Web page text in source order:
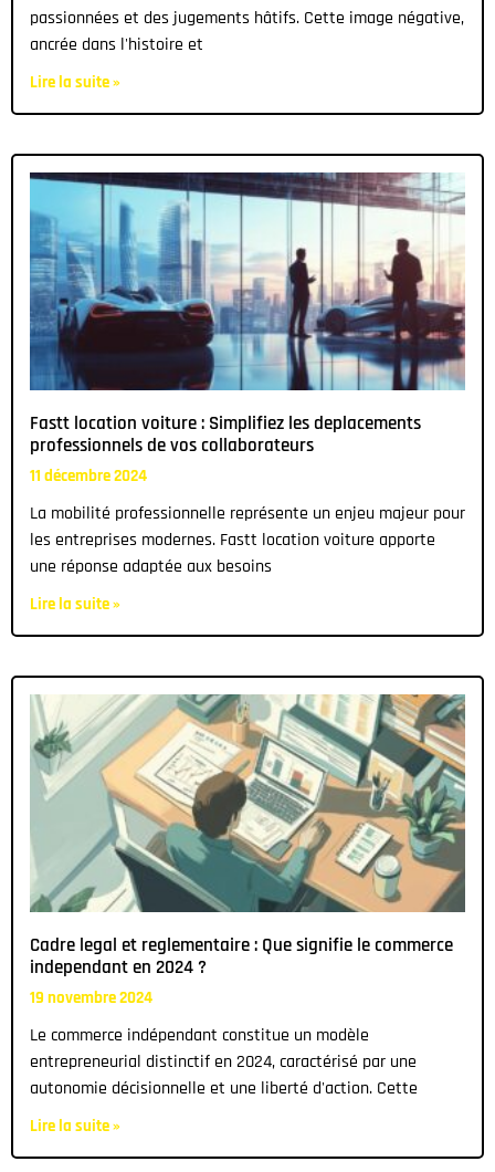
passionnées et des jugements hâtifs. Cette image négative,
ancrée dans l'histoire et
Lire la suite »
Fastt location voiture : Simplifiez les deplacements
professionnels de vos collaborateurs
11 décembre 2024
La mobilité professionnelle représente un enjeu majeur pour
les entreprises modernes. Fastt location voiture apporte
une réponse adaptée aux besoins
Lire la suite »
Cadre legal et reglementaire : Que signifie le commerce
independant en 2024 ?
19 novembre 2024
Le commerce indépendant constitue un modèle
entrepreneurial distinctif en 2024, caractérisé par une
autonomie décisionnelle et une liberté d'action. Cette
Lire la suite »